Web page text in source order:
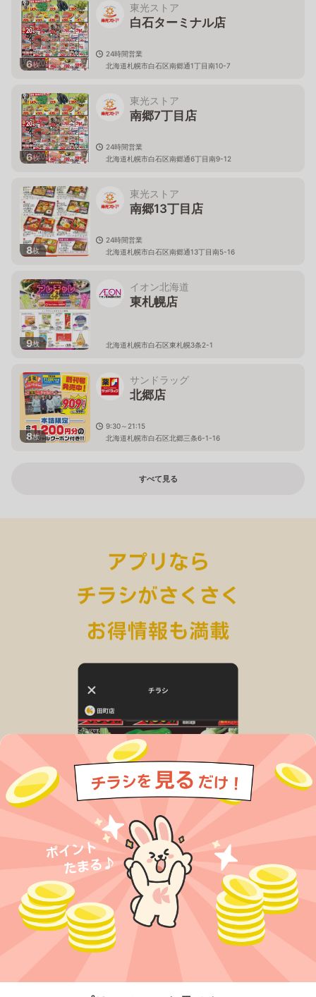
6枚
東光ストア
白石ターミナル店
24時間営業
北海道札幌市白石区南郷通1丁目南10-7
6枚
東光ストア
南郷7丁目店
24時間営業
北海道札幌市白石区南郷通6丁目南9-12
8枚
東光ストア
南郷13丁目店
24時間営業
北海道札幌市白石区南郷通13丁目南5-16
9枚
イオン北海道
東札幌店
北海道札幌市白石区東札幌3条2-1
8枚
サンドラッグ
北郷店
9:30～21:15
北海道札幌市白石区北郷三条6-1-16
すべて見る